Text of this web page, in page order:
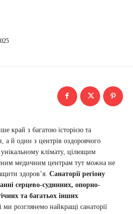
край з багатою історією та
а й один з центрів оздоровчого
клімату, цілющим
медичним центрам тут можна не
здоров’я. Санаторії регіону
серцево-судинних, опорно-
та багатьох інших
ми розглянемо найкращі санаторії